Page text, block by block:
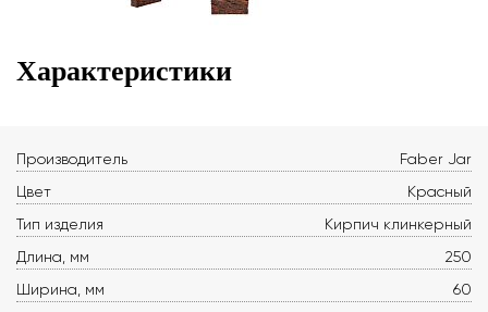
Характеристики
Производитель
Faber Jar
Цвет
Красный
Тип изделия
Кирпич клинкерный
Длина, мм
250
Ширина, мм
60